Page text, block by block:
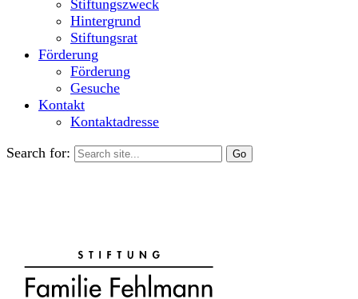
Stiftungszweck
Hintergrund
Stiftungsrat
Förderung
Förderung
Gesuche
Kontakt
Kontaktadresse
Search for: